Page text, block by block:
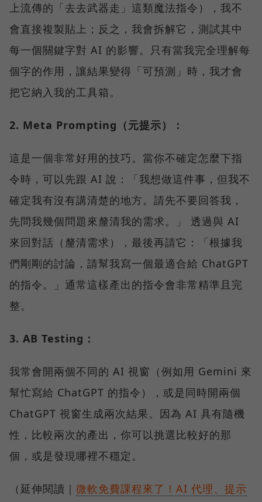
上流傳的「去去武器走」這類魔法指令），我不
會直接複製貼上；反之，我會拆解它，測試其中
每一個關鍵字對 AI 的影響。只有當我完全理解每
個字的作用，讓結果變得「可預測」時，我才會
把它納入我的工具箱。
2. Meta Prompting（元提示）：
這是一個非常好用的技巧。當你不確定怎麼下指
令時，可以先跟 AI 說：「我想做這件事，但我不
確定我有沒有講清楚的地方。請先不要回答我，
先問我幾個問題來釐清我的需求。」 透過與 AI
來回對話（釐清需求），最後再請它：「根據我
們剛剛的討論，請幫我寫一個最適合給 ChatGPT
的指令。」通常這樣產出的指令會非常精準且完
整。
3. AB Testing：
我常會開兩個不同的 AI 視窗（例如用 Gemini 來
幫忙寫給 ChatGPT 的指令），或是同時開兩個
ChatGPT 視窗生成兩次結果。因為 AI 具有隨機
性，比較兩次的產出，你可以挑選比較好的那
個，或是發現哪裡不穩定。
（延伸閱讀｜ 微軟免費課程來了！AI 代理、提示